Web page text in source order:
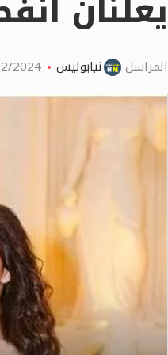
يعلنان
المراسل نيابوليس 2024